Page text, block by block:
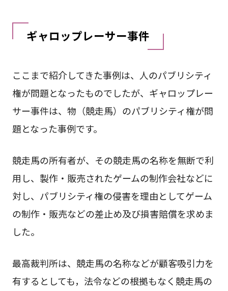
ギャロップレーサー事件
ここまで紹介してきた事例は、人のパブリシティ
権が問題となったものでしたが、ギャロップレー
サー事件は、物（競走馬）のパブリシティ権が問
題となった事例です。
競走馬の所有者が、その競走馬の名称を無断で利
用し、製作・販売されたゲームの制作会社などに
対し、パブリシティ権の侵害を理由としてゲーム
の制作・販売などの差止め及び損害賠償を求めま
した。
最高裁判所は、競走馬の名称などが顧客吸引力を
有するとしても，法令などの根拠もなく競走馬の